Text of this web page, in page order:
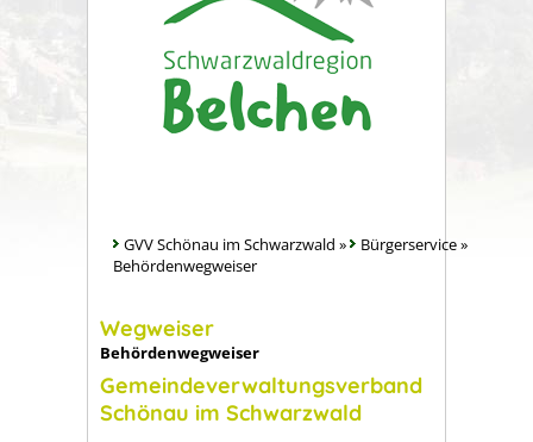
GVV Schönau im Schwarzwald » Bürgerservice»
Behördenwegweiser
Wegweiser
Behördenwegweiser
Gemeindeverwaltungsverband
Schönau im Schwarzwald